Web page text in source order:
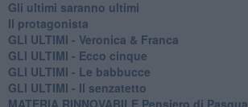
Gli ultimi saranno ultimi
Il protagonista
GLI ULTIMI - Veronica & Franca
GLI ULTIMI - Ecco cinque
GLI ULTIMI - Le babbucce
GLI ULTIMI - Il senzatetto
MATERIA RINNOVABILE Pensiero di Pasqua